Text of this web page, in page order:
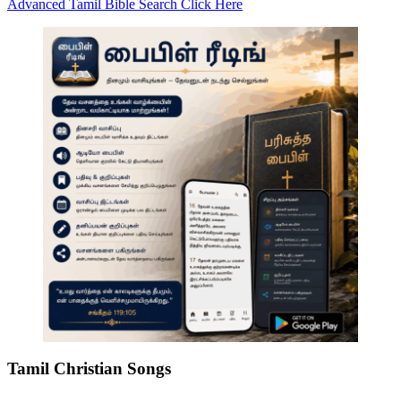
Advanced Tamil Bible Search Click Here
Tamil Christian Songs